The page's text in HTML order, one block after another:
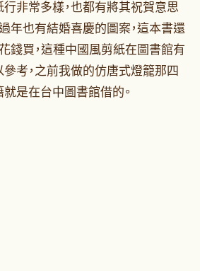
非常多樣，也都有將其祝賀意思
年也有結婚喜慶的圖案，這本書還
錢買，這種中國風剪紙在圖書館有
考，之前我做的仿唐式燈籠那四
是在台中圖書館借的。